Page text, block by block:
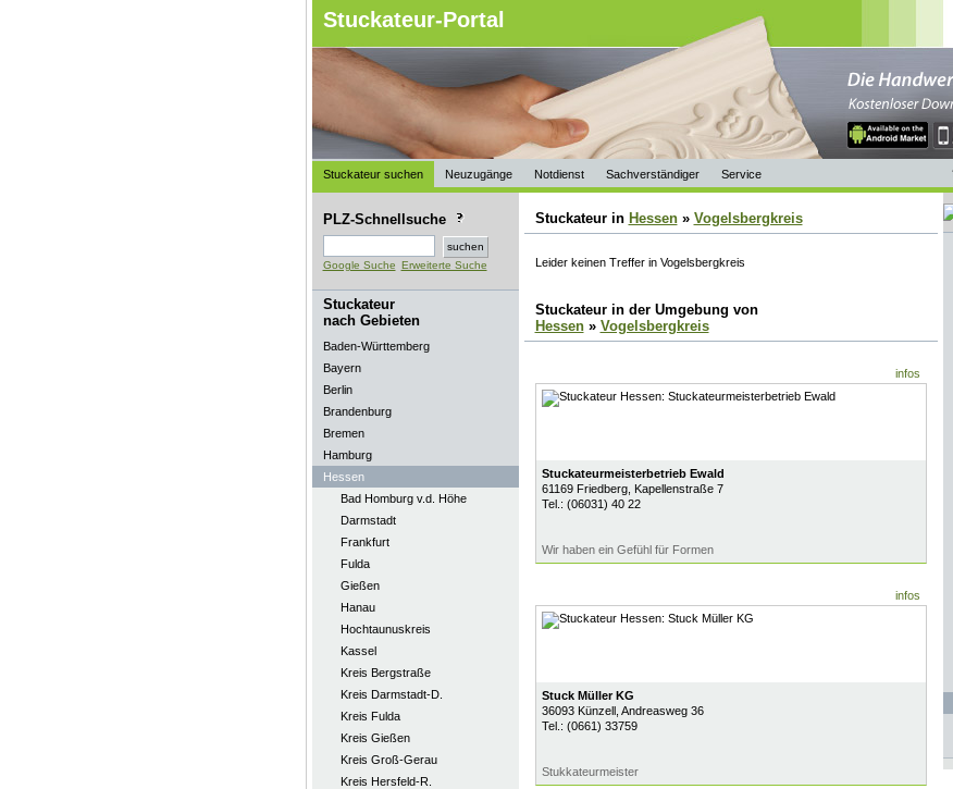
Stuckateur-Portal
Stuckateur suchen Neuzugänge Notdienst Sachverständiger Service
PLZ-Schnellsuche
Google Suche Erweiterte Suche
Stuckateur
nach Gebieten
Baden-Württemberg
Bayern
Berlin
Brandenburg
Bremen
Hamburg
Hessen
Bad Homburg v.d. Höhe
Darmstadt
Frankfurt
Fulda
Gießen
Hanau
Hochtaunuskreis
Kassel
Kreis Bergstraße
Kreis Darmstadt-D.
Kreis Fulda
Kreis Gießen
Kreis Groß-Gerau
Kreis Hersfeld-R.
Stuckateur in Hessen» Vogelsbergkreis
Leider keinen Treffer in Vogelsbergkreis
Stuckateur in der Umgebung von
Hessen» Vogelsbergkreis
infos
Stuckateurmeisterbetrieb Ewald
61169 Friedberg, Kapellenstraße 7
Tel.: (06031) 40 22
Wir haben ein Gefühl für Formen
infos
Stuck Müller KG
36093 Künzell, Andreasweg 36
Tel.: (0661) 33759
Stukkateurmeister